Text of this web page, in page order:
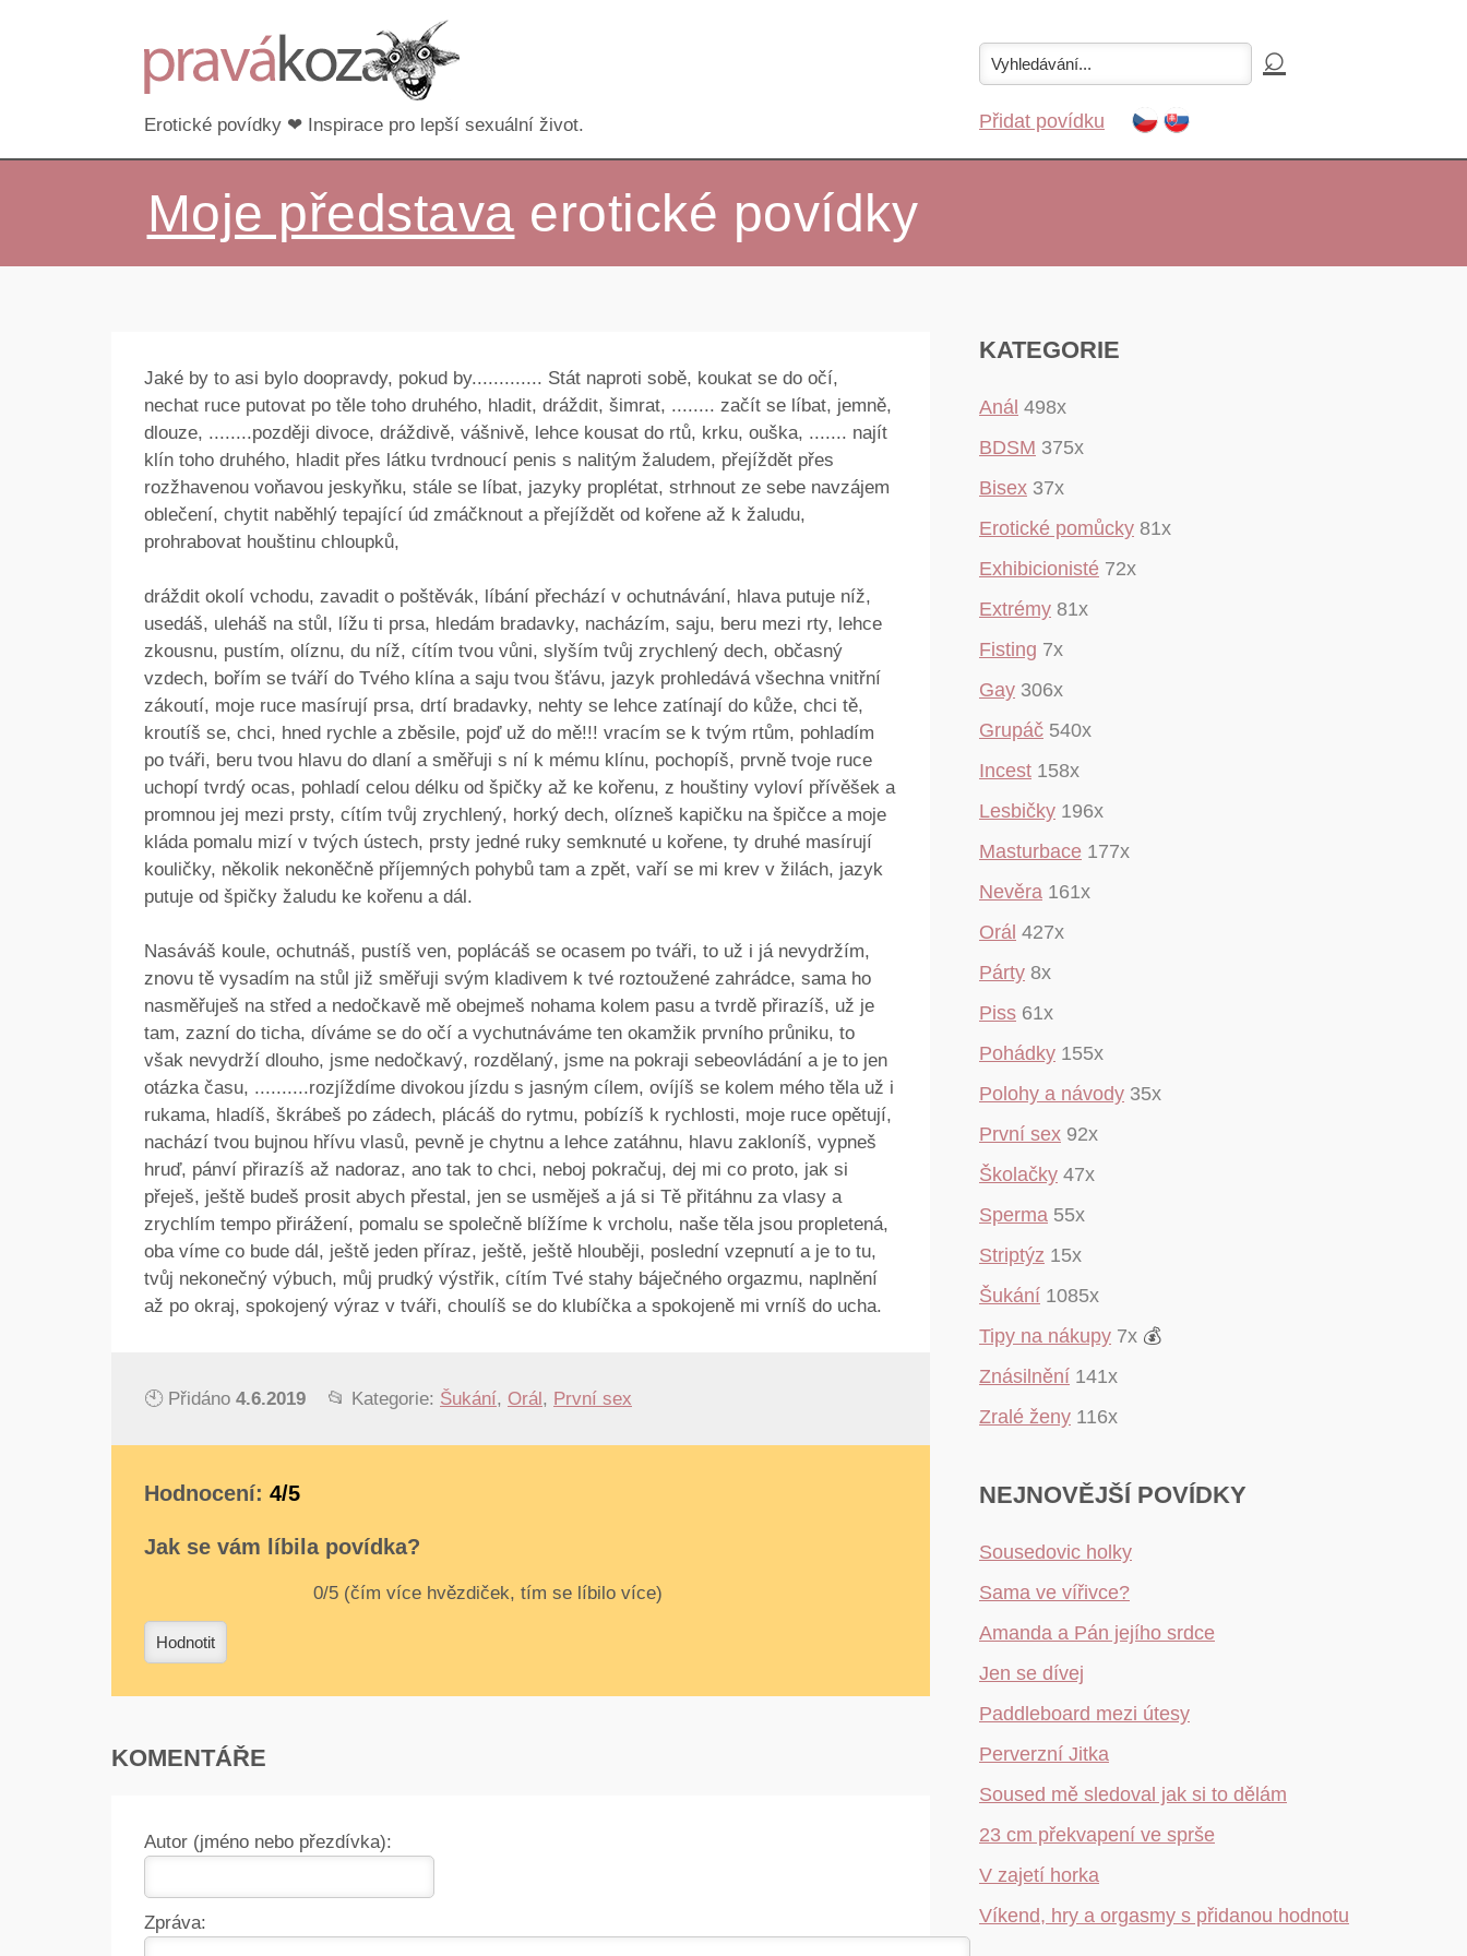
Erotické povídky ❤ Inspirace pro lepší sexuální život. Přidat povídku
Moje představa erotické povídky
Jaké by to asi bylo doopravdy, pokud by............. Stát naproti sobě, koukat se do očí,
nechat ruce putovat po těle toho druhého, hladit, dráždit, šimrat, ........ začít se líbat, jemně,
dlouze, ........později divoce, dráždivě, vášnivě, lehce kousat do rtů, krku, ouška, ....... najít
klín toho druhého, hladit přes látku tvrdnoucí penis s nalitým žaludem, přejíždět přes
rozžhavenou voňavou jeskyňku, stále se líbat, jazyky proplétat, strhnout ze sebe navzájem
oblečení, chytit naběhlý tepající úd zmáčknout a přejíždět od kořene až k žaludu,
prohrabovat houštinu chloupků,
dráždit okolí vchodu, zavadit o poštěvák, líbání přechází v ochutnávání, hlava putuje níž,
usedáš, uleháš na stůl, lížu ti prsa, hledám bradavky, nacházím, saju, beru mezi rty, lehce
zkousnu, pustím, olíznu, du níž, cítím tvou vůni, slyším tvůj zrychlený dech, občasný
vzdech, bořím se tváří do Tvého klína a saju tvou šťávu, jazyk prohledává všechna vnitřní
zákoutí, moje ruce masírují prsa, drtí bradavky, nehty se lehce zatínají do kůže, chci tě,
kroutíš se, chci, hned rychle a zběsile, pojď už do mě!!! vracím se k tvým rtům, pohladím
po tváři, beru tvou hlavu do dlaní a směřuji s ní k mému klínu, pochopíš, prvně tvoje ruce
uchopí tvrdý ocas, pohladí celou délku od špičky až ke kořenu, z houštiny vyloví přívěšek a
promnou jej mezi prsty, cítím tvůj zrychlený, horký dech, olízneš kapičku na špičce a moje
kláda pomalu mizí v tvých ústech, prsty jedné ruky semknuté u kořene, ty druhé masírují
kouličky, několik nekoněčně příjemných pohybů tam a zpět, vaří se mi krev v žilách, jazyk
putuje od špičky žaludu ke kořenu a dál.
Nasáváš koule, ochutnáš, pustíš ven, poplácáš se ocasem po tváři, to už i já nevydržím,
znovu tě vysadím na stůl již směřuji svým kladivem k tvé roztoužené zahrádce, sama ho
nasměřuješ na střed a nedočkavě mě obejmeš nohama kolem pasu a tvrdě přirazíš, už je
tam, zazní do ticha, díváme se do očí a vychutnáváme ten okamžik prvního průniku, to
však nevydrží dlouho, jsme nedočkavý, rozdělaný, jsme na pokraji sebeovládání a je to jen
otázka času, ..........rozjíždíme divokou jízdu s jasným cílem, ovíjíš se kolem mého těla už i
rukama, hladíš, škrábeš po zádech, plácáš do rytmu, pobízíš k rychlosti, moje ruce opětují,
nachází tvou bujnou hřívu vlasů, pevně je chytnu a lehce zatáhnu, hlavu zakloníš, vypneš
hruď, pánví přirazíš až nadoraz, ano tak to chci, neboj pokračuj, dej mi co proto, jak si
přeješ, ještě budeš prosit abych přestal, jen se usměješ a já si Tě přitáhnu za vlasy a
zrychlím tempo přirážení, pomalu se společně blížíme k vrcholu, naše těla jsou propletená,
oba víme co bude dál, ještě jeden příraz, ještě, ještě hlouběji, poslední vzepnutí a je to tu,
tvůj nekonečný výbuch, můj prudký výstřik, cítím Tvé stahy báječného orgazmu, naplnění
až po okraj, spokojený výraz v tváři, choulíš se do klubíčka a spokojeně mi vrníš do ucha.
🕙 Přidáno 4.6.2019 📂 Kategorie: Šukání, Orál, První sex
Hodnocení: 4/5
Jak se vám líbila povídka?
Hodnotit
KOMENTÁŘE
Autor (jméno nebo přezdívka):
Zpráva:
KATEGORIE
Anál 498x
BDSM 375x
Bisex 37x
Erotické pomůcky 81x
Exhibicionisté 72x
Extrémy 81x
Fisting 7x
Gay 306x
Grupáč 540x
Incest 158x
Lesbičky 196x
Masturbace 177x
Nevěra 161x
Orál 427x
Párty 8x
Piss 61x
Pohádky 155x
Polohy a návody 35x
První sex 92x
Školačky 47x
Sperma 55x
Striptýz 15x
Šukání 1085x
Tipy na nákupy 7x 💰
Znásilnění 141x
Zralé ženy 116x
NEJNOVĚJŠÍ POVÍDKY
Sousedovic holky
Sama ve vířivce?
Amanda a Pán jejího srdce
Jen se dívej
Paddleboard mezi útesy
Perverzní Jitka
Soused mě sledoval jak si to dělám
23 cm překvapení ve sprše
V zajetí horka
Víkend, hry a orgasmy s přidanou hodnotu